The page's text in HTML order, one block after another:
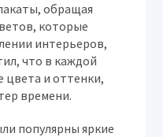
обращая
которые
интерьеров,
что в каждой
цвета и оттенки,
времени.
популярны яркие